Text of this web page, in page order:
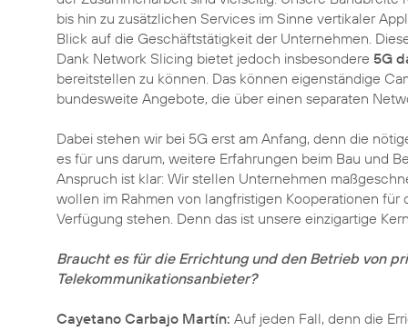
bis hin zu zusätzlichen Services im Sinne vertikaler
Blick auf die Geschäftstätigkeit der Unternehmen.
Dank Network Slicing bietet jedoch insbesondere 5G
bereitstellen zu können. Das können eigenständige
bundesweite Angebote, die über einen separaten
Dabei stehen wir bei 5G erst am Anfang, denn die
es für uns darum, weitere Erfahrungen beim Bau und
Anspruch ist klar: Wir stellen Unternehmen
wollen im Rahmen von langfristigen Kooperationen
Verfügung stehen. Denn das ist unsere einzigartige
Braucht es für die Errichtung und den Betrieb von
Telekommunikationsanbieter?
Cayetano Carbajo Martín: Auf jeden Fall, denn die